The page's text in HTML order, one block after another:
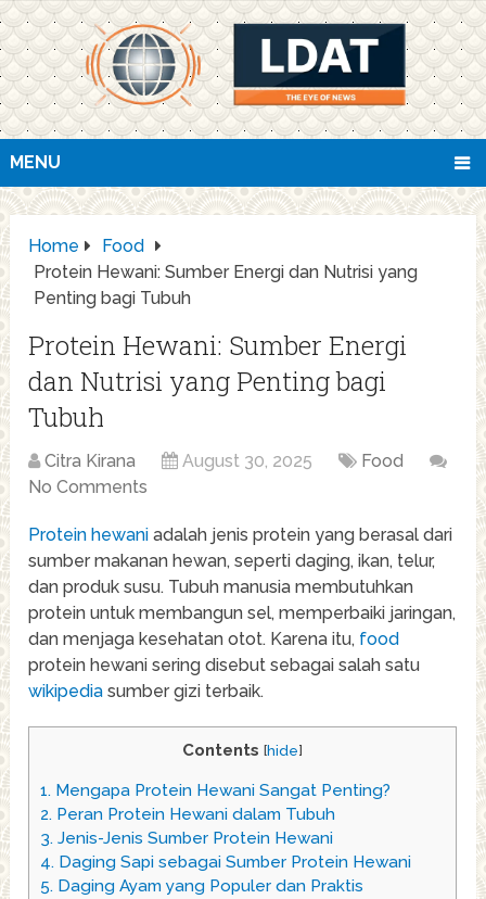
MENU
Home
Food
Protein Hewani: Sumber Energi dan Nutrisi yang
Penting bagi Tubuh
Protein Hewani: Sumber Energi
dan Nutrisi yang Penting bagi
Tubuh
Citra Kirana August 30, 2025
Food
No Comments
Protein hewani adalah jenis protein yang berasal dari
sumber makanan hewan, seperti daging, ikan, telur,
dan produk susu. Tubuh manusia membutuhkan
protein untuk membangun sel, memperbaiki jaringan,
dan menjaga kesehatan otot. Karena itu, food
protein hewani sering disebut sebagai salah satu
wikipedia sumber gizi terbaik.
Contents [hide]
1. Mengapa Protein Hewani Sangat Penting?
2. Peran Protein Hewani dalam Tubuh
3. Jenis-Jenis Sumber Protein Hewani
4. Daging Sapi sebagai Sumber Protein Hewani
5. Daging Ayam yang Populer dan Praktis